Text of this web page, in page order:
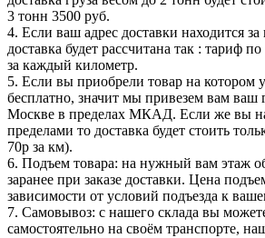
3 тонн 3500 руб.
4. Если ваш адрес доставки находится
доставка будет рассчитана так : тариф
за каждый километр.
5. Если вы приобрели товар на котором
бесплатно, значит мы привезем вам ваш
Москве в пределах МКАД. Если же вы
пределами то доставка будет стоить
70р за км).
6. Подъем товара: на нужный вам этаж
заранее при заказе доставки. Цена
зависимости от условий подъезда к
7. Самовывоз: с нашего склада вы
самостоятельно на своём транспорте,